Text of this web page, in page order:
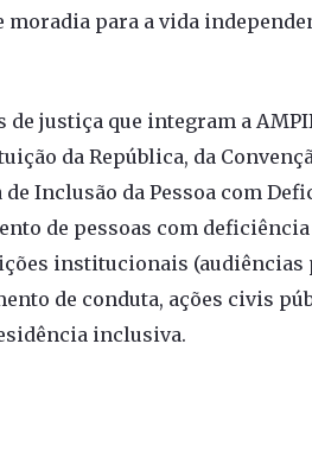
moradia para a vida
justiça que integram a
da República, da
Inclusão da Pessoa com
de pessoas com
institucionais (audiências
de conduta, ações civis
inclusiva.